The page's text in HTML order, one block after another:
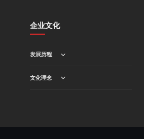
企业文化
发展历程
文化理念